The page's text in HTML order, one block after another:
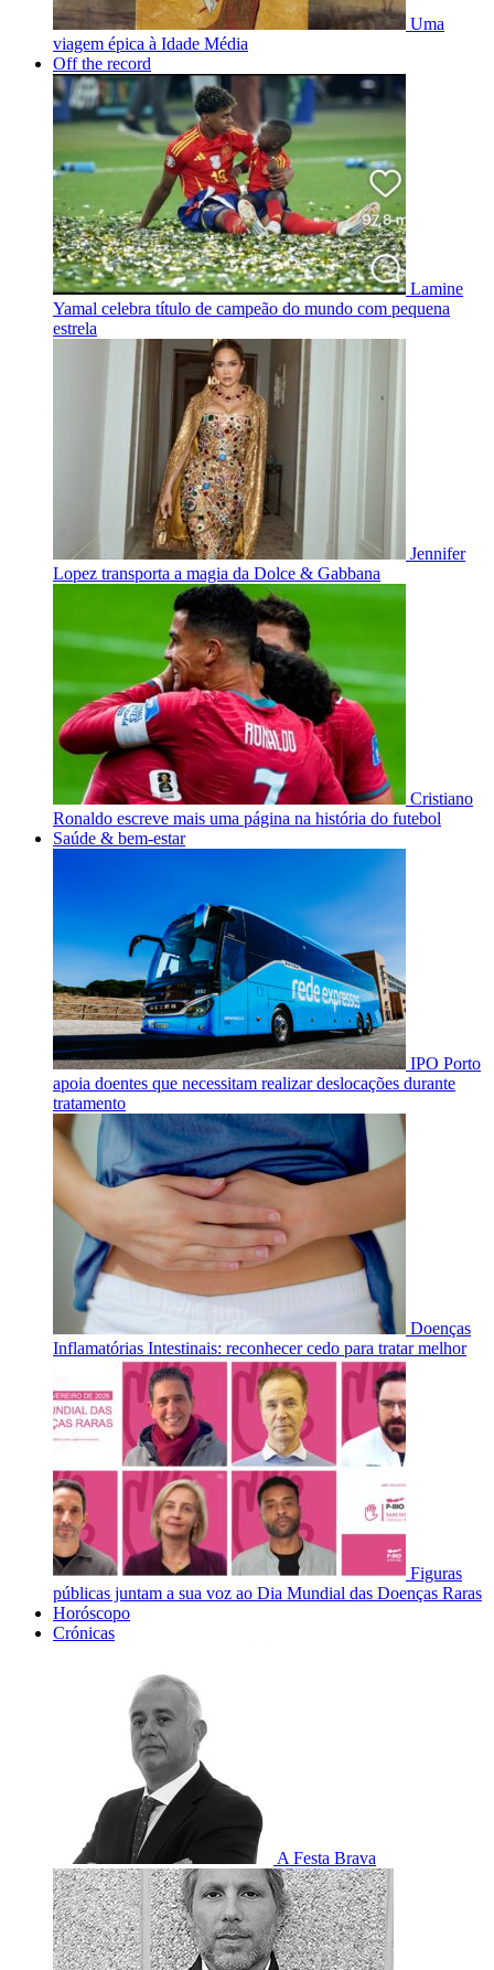
Uma
viagem épica à Idade Média
Off the record
Lamine
Yamal celebra título de campeão do mundo com pequena
estrela
Jennifer
Lopez transporta a magia da Dolce & Gabbana
Cristiano
Ronaldo escreve mais uma página na história do futebol
Saúde & bem-estar
IPO Porto
apoia doentes que necessitam realizar deslocações durante
tratamento
Doenças
Inflamatórias Intestinais: reconhecer cedo para tratar melhor
Figuras
públicas juntam a sua voz ao Dia Mundial das Doenças Raras
Horóscopo
Crónicas
A Festa Brava